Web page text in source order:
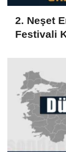
2. Neşet
Festivali